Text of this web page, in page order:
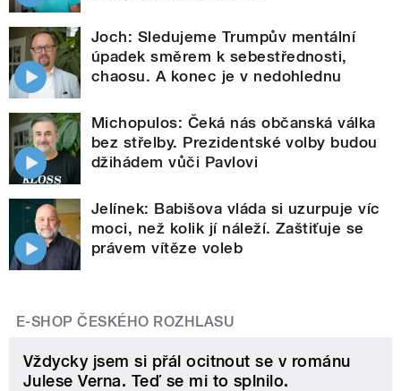
Joch: Sledujeme Trumpův mentální
úpadek směrem k sebestřednosti,
chaosu. A konec je v nedohlednu
Michopulos: Čeká nás občanská válka
bez střelby. Prezidentské volby budou
džihádem vůči Pavlovi
Jelínek: Babišova vláda si uzurpuje víc
moci, než kolik jí náleží. Zaštiťuje se
právem vítěze voleb
E-SHOP ČESKÉHO ROZHLASU
Vždycky jsem si přál ocitnout se v románu
Julese Verna. Teď se mi to splnilo.